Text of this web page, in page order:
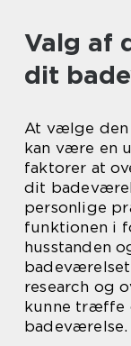
Valg af
dit
At vælge
kan være en
faktorer at
dit
personlige
funktionen i
husstanden
research og
kunne træffe
badeværelse.